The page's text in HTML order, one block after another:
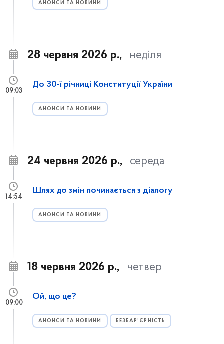
АНОНСИ ТА НОВИНИ
28 червня 2026 р., неділя
До 30-ї річниці Конституції України
АНОНСИ ТА НОВИНИ
09:03
24 червня 2026 р., середа
Шлях до змін починається з діалогу
АНОНСИ ТА НОВИНИ
14:54
18 червня 2026 р., четвер
Ой, що це?
АНОНСИ ТА НОВИНИ БЕЗБАР’ЄРНІСТЬ
09:00